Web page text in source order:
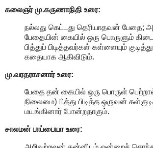
கலைஞர் மு.கருணாநிதி உரை:
நல்லது கெட்டது தெரியாதவன் பேதை;
பேதையின் கையில் ஒரு பொருளும்
பித்துப் பிடித்தவர்கள் கள்ளையும்
கதையாக ஆகிவிடும்.
மு.வரதராசனார்உரை:
பேதை தன் கையில் ஒரு பொருள்
நிலைமை) பித்து பிடித்த ஒருவன்
மயங்கினார் போன்றதாகும்.
சாலமன் பாப்பையா உரை: